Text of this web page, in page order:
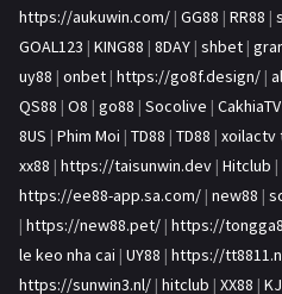
https://aukuwin.com/ | GG88 | RR88 |
GOAL123 | KING88 | 8DAY | shbet |
uy88 | onbet | https://go8f.design/ |
QS88 | O8 | go88 | Socolive | CakhiaTV
8US | Phim Moi | TD88 | TD88 | xoilactv
xx88 | https://taisunwin.dev | Hitclub |
https://ee88-app.sa.com/ | new88 |
| https://new88.pet/ | https://
le keo nha cai | UY88 | https://
https://sunwin3.nl/ | hitclub | XX88 |